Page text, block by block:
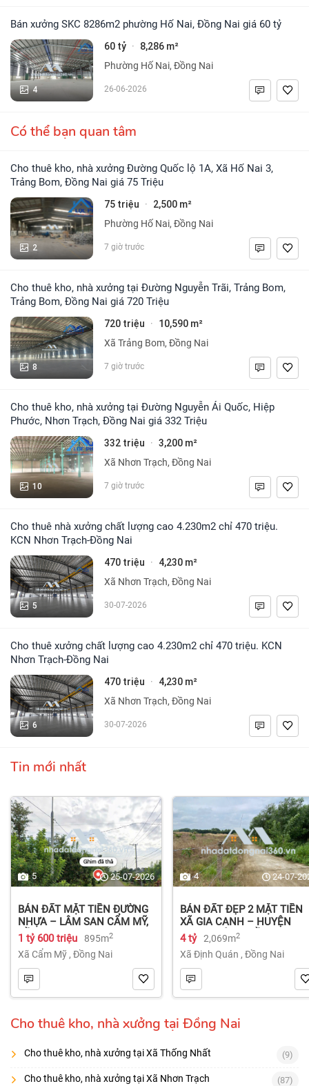
Bán xưởng SKC 8286m2 phường Hố Nai, Đồng Nai giá 60 tỷ
4
60 tỷ · 8,286 m²
Phường Hố Nai, Đồng Nai
26-06-2026
Có thể bạn quan tâm
Cho thuê kho, nhà xưởng Đường Quốc lộ 1A, Xã Hố Nai 3,
Trảng Bom, Đồng Nai giá 75 Triệu
2
75 triệu · 2,500 m²
Phường Hố Nai, Đồng Nai
7 giờ trước
Cho thuê kho, nhà xưởng tại Đường Nguyễn Trãi, Trảng Bom,
Trảng Bom, Đồng Nai giá 720 Triệu
8
720 triệu · 10,590 m²
Xã Trảng Bom, Đồng Nai
7 giờ trước
Cho thuê kho, nhà xưởng tại Đường Nguyễn Ái Quốc, Hiệp
Phước, Nhơn Trạch, Đồng Nai giá 332 Triệu
10
332 triệu · 3,200 m²
Xã Nhơn Trạch, Đồng Nai
7 giờ trước
Cho thuê nhà xưởng chất lượng cao 4.230m2 chỉ 470 triệu.
KCN Nhơn Trạch-Đồng Nai
5
470 triệu · 4,230 m²
Xã Nhơn Trạch, Đồng Nai
30-07-2026
Cho thuê xưởng chất lượng cao 4.230m2 chỉ 470 triệu. KCN
Nhơn Trạch-Đồng Nai
6
470 triệu · 4,230 m²
Xã Nhơn Trạch, Đồng Nai
30-07-2026
Tin mới nhất
5 25-07-2026
BÁN ĐẤT MẶT TIỀN ĐƯỜNG
NHỰA – LÂM SAN CẨM MỸ,
ĐỒNG NAI.
1 tỷ 600 triệu 895m2
Xã Cẩm Mỹ , Đồng Nai
4 24-07-
BÁN ĐẤT ĐẸP 2 MẶT TIỀN
XÃ GIA CANH – HUYỆN
ĐỊNH QUÁN – ĐỒNG NAI dt
2.069m² 4 tỷ
4 tỷ 2,069m2
Xã Định Quán , Đồng Nai
Cho thuê kho, nhà xưởng tại Đồng Nai
Cho thuê kho, nhà xưởng tại Xã Thống Nhất (9)
Cho thuê kho, nhà xưởng tại Xã Nhơn Trạch (87)